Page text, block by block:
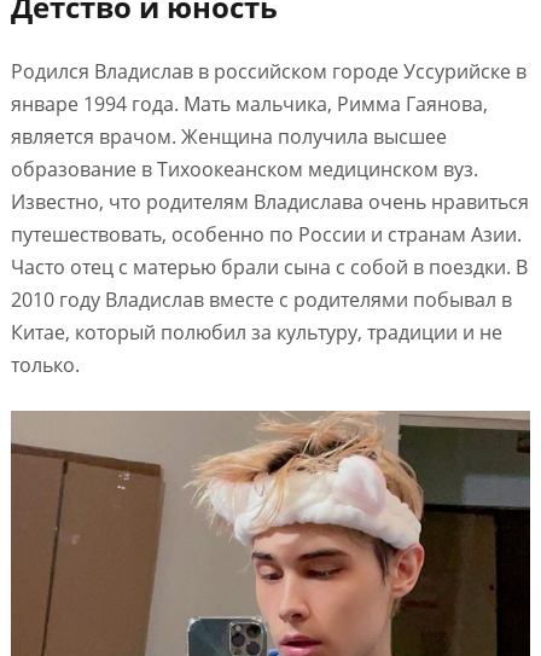
Родился Владислав в российском городе Уссурийске в
январе 1994 года. Мать мальчика, Римма Гаянова,
является врачом. Женщина получила высшее
образование в Тихоокеанском медицинском вуз.
Известно, что родителям Владислава очень нравиться
путешествовать, особенно по России и странам Азии.
Часто отец с матерью брали сына с собой в поездки. В
2010 году Владислав вместе с родителями побывал в
Китае, который полюбил за культуру, традиции и не
только.